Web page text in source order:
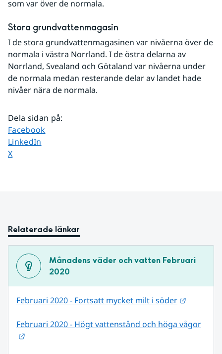
som var över de normala.
Stora grundvattenmagasin
I de stora grundvattenmagasinen var nivåerna över de
normala i västra Norrland. I de östra delarna av
Norrland, Svealand och Götaland var nivåerna under
de normala medan resterande delar av landet hade
nivåer nära de normala.
Dela sidan på:
Dela sidan på
Facebook
Dela sidan på
LinkedIn
Dela sidan på
X
Relaterade länkar
Månadens väder och vatten Februari
2020
Februari 2020 - Fortsatt mycket milt i söder
Februari 2020 - Högt vattenstånd och höga vågor